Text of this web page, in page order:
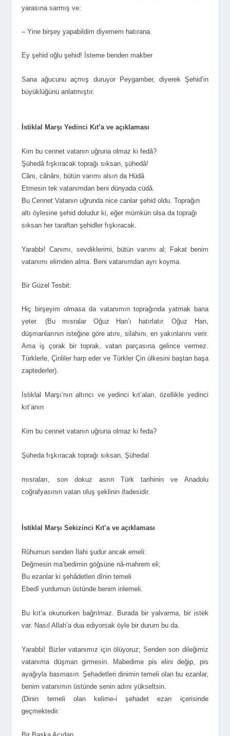
yarasına sarmış ve:
– Yine birşey yapabildim diyemem hatırana.
Ey şehid oğlu şehid! İsteme benden makber
Sana ağucunu açmış duruyor Peygamber, diyerek Şehid’in
büyüklüğünü anlatmıştır.
İstiklal Marşı Yedinci Kıt’a ve açıklaması
Kim bu cennet vatanın uğruna olmaz ki fedâ?
Şühedâ fışkıracak toprağı sıksan, şühedâ!
Cânı, cânânı, bütün varımı alsın da Hüdâ
Etmesin tek vatanımdan beni dünyada cüdâ.
Bu Cennet Vatanın uğrunda nice canlar şehid oldu. Toprağın
altı öylesine şehid doludur ki, eğer mümkün olsa da toprağı
sıksan her taraftan şehidler fışkıracak.
Yarabbi! Canımı, sevdiklerimi, bütün varımı al; Fakat benim
vatanımı elimden alma. Beni vatanımdan ayrı koyma.
Bir Güzel Tesbit:
Hiç birşeyim olmasa da vatanımın toprağında yatmak bana
yeter. (Bu mısralar Oğuz Han’ı hatırlatır. Oğuz Han,
düşmanlarının isteğine göre atını, silahını, en yakınlarını verir.
Ama iş çorak bir toprak, vatan parçasına gelince vermez.
Türklerle, Çinliler harp eder ve Türkler Çin ülkesini baştan başa
zaptederler).
İstiklal Marşı’nın altıncı ve yedinci kıt’aları, özellikle yedinci
kıt’anın
Kim bu cennet vatanın uğruna olmaz ki feda?
Şüheda fışkıracak toprağı sıksan, Şüheda!
mısraları, son dokuz asrın Türk tarihinin ve Anadolu
coğrafyasının vatan oluş şeklinin ifadesidir.
İstiklal Marşı Sekizinci Kıt’a ve açıklaması
Rûhumun senden İlahi şudur ancak emeli:
Değmesin ma’bedimin göğsüne nâ-mahrem eli;
Bu ezanlar ki şehâdetleri dînin temeli
Ebedî yurdumun üstünde benim inlemeli.
Bu kıt’a okunurken bağrılmaz. Burada bir yalvarma, bir istek
var. Nasıl Allah’a dua ediyorsak öyle bir durum bu da.
Yarabbi! Bizler vatanımız için ölüyoruz; Senden son dileğimiz
vatanıma düşman girmesin. Mabedime pis elini değip, pis
ayağıyla basmasın. Şehadetleri dinimin temeli olan bu ezanlar,
benim vatanımın üstünde senin adını yükseltsin.
(Dinin temeli olan kelime-i şehadet ezan içerisinde
geçmektedir.